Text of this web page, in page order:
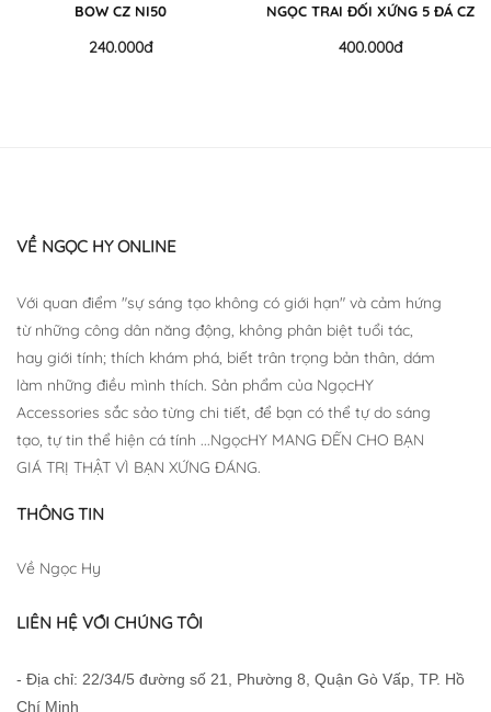
BOW CZ NI50
240.000đ
NGỌC TRAI ĐỐI XỨNG 5 ĐÁ CZ
400.000đ
VỀ NGỌC HY ONLINE
Với quan điểm "sự sáng tạo không có giới hạn" và cảm hứng
từ những công dân năng động, không phân biệt tuổi tác,
hay giới tính; thích khám phá, biết trân trọng bản thân, dám
làm những điều mình thích. Sản phẩm của NgọcHY
Accessories sắc sảo từng chi tiết, để bạn có thể tự do sáng
tạo, tự tin thể hiện cá tính ...NgọcHY MANG ĐẾN CHO BẠN
GIÁ TRỊ THẬT VÌ BẠN XỨNG ĐÁNG.
THÔNG TIN
Về Ngọc Hy
LIÊN HỆ VỚI CHÚNG TÔI
- Địa chỉ: 22/34/5 đường số 21, Phường 8, Quận Gò Vấp, TP. Hồ
Chí Minh